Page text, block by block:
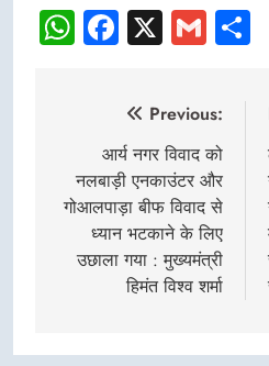
WhatsApp
Facebook
X Gmail
navigation
Previous:
आर्य नगर विवाद को
नलबाड़ी एनकाउंटर और
गोआलपाड़ा बीफ विवाद से
ध्यान भटकाने के लिए
उछाला गया : मुख्यमंत्री
हिमंत विश्व शर्मा